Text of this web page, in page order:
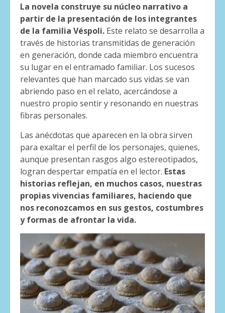
La novela construye su núcleo narrativo a
partir de la presentación de los integrantes
de la familia Véspoli. Este relato se desarrolla a
través de historias transmitidas de generación
en generación, donde cada miembro encuentra
su lugar en el entramado familiar. Los sucesos
relevantes que han marcado sus vidas se van
abriendo paso en el relato, acercándose a
nuestro propio sentir y resonando en nuestras
fibras personales.
Las anécdotas que aparecen en la obra sirven
para exaltar el perfil de los personajes, quienes,
aunque presentan rasgos algo estereotipados,
logran despertar empatía en el lector. Estas
historias reflejan, en muchos casos, nuestras
propias vivencias familiares, haciendo que
nos reconozcamos en sus gestos, costumbres
y formas de afrontar la vida.